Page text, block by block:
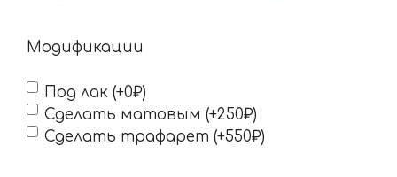
Модификации
Под лак (+0₽)
Сделать матовым (+250₽)
Сделать трафарет (+550₽)